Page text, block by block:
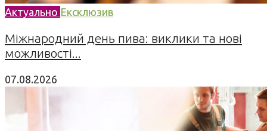
Актуально Ексклюзив
Міжнародний день пива: виклики та нові
можливості...
07.08.2026